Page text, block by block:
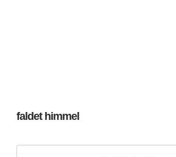
faldet himmel